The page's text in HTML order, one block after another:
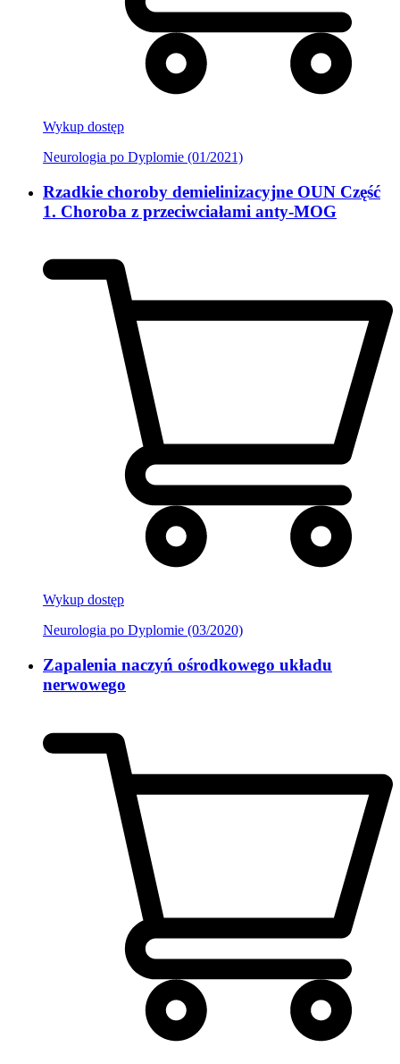
Wykup dostęp
Neurologia po Dyplomie (01/2021)
Rzadkie choroby demielinizacyjne OUN Część
1. Choroba z przeciwciałami anty-MOG
Wykup dostęp
Neurologia po Dyplomie (03/2020)
Zapalenia naczyń ośrodkowego układu
nerwowego